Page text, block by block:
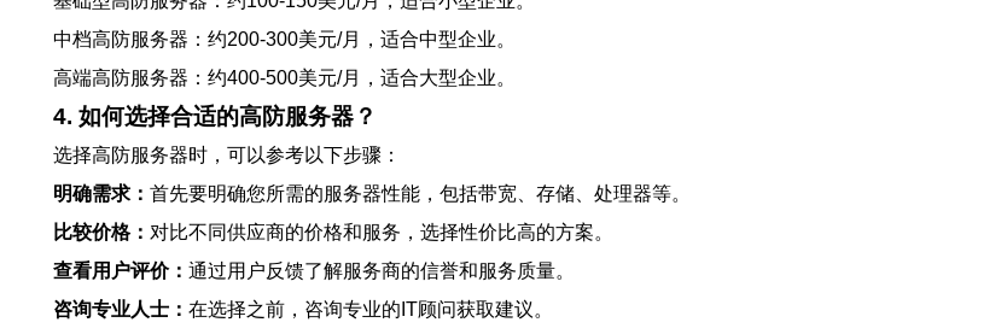
中档高防服务器：约200-300美元/月，适合中型企业。
高端高防服务器：约400-500美元/月，适合大型企业。
4. 如何选择合适的高防服务器？
选择高防服务器时，可以参考以下步骤：
明确需求： 首先要明确您所需的服务器性能，包括带宽、存储、处理器等。
比较价格： 对比不同供应商的价格和服务，选择性价比高的方案。
查看用户评价： 通过用户反馈了解服务商的信誉和服务质量。
咨询专业人士： 在选择之前，咨询专业的IT顾问获取建议。